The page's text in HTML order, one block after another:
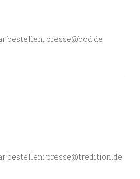
bestellen: presse@bod.de
bestellen: presse@tredition.de